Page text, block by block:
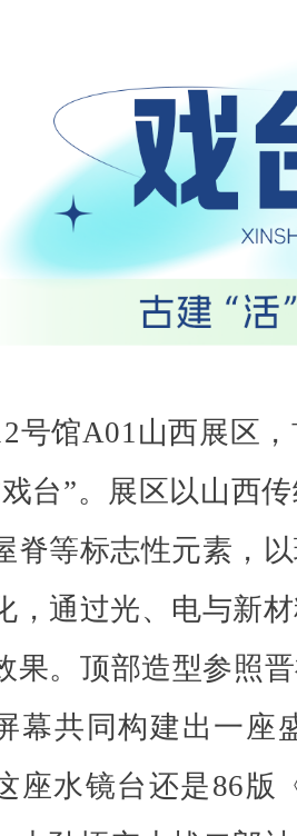
号馆A01山西展区
台”。展区以山西
脊等标志性元素，
，通过光、电与新
果。顶部造型参照
幕共同构建出一座
座水镜台还是86版